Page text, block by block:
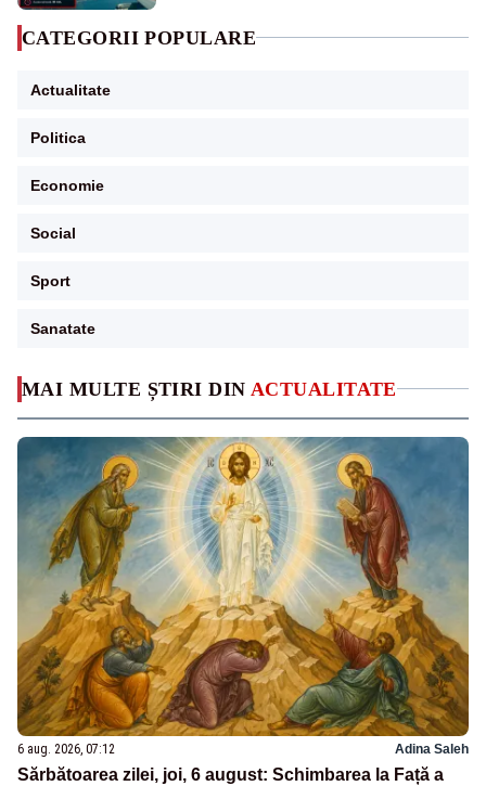
MAI MULTE ȘTIRI DIN ACTUALITATE
6 aug. 2026, 07:12 Adina Saleh
Sărbătoarea zilei, joi, 6 august: Schimbarea la Față a
CATEGORII POPULARE
Actualitate
Politica
Economie
Social
Sport
Sanatate